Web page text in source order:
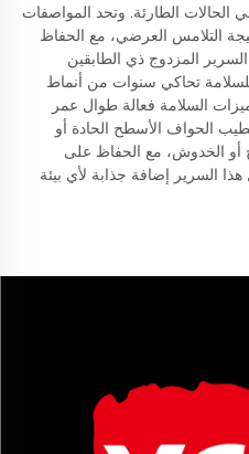
الحالات الطارئة. وتحد المواصفات
التلامس العرضي، مع الحفاظ
المزدوج ذي الطابقين
تحاكي سنوات من أنماط
السلامة فعالة طوال عمر
الحواف الأسطح الحادة أو
أو الخدوش، مع الحفاظ على
السرير إضافة جذابة لأي بيئة